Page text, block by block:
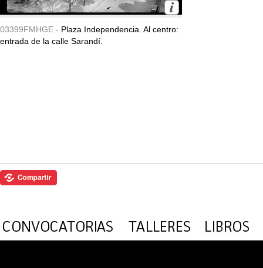
03399FMHGE - Plaza Independencia. Al centro:
entrada de la calle Sarandí.